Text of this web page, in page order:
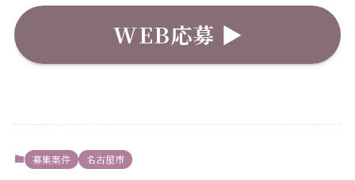
WEB応募 ▶︎
募集案件 名古屋市